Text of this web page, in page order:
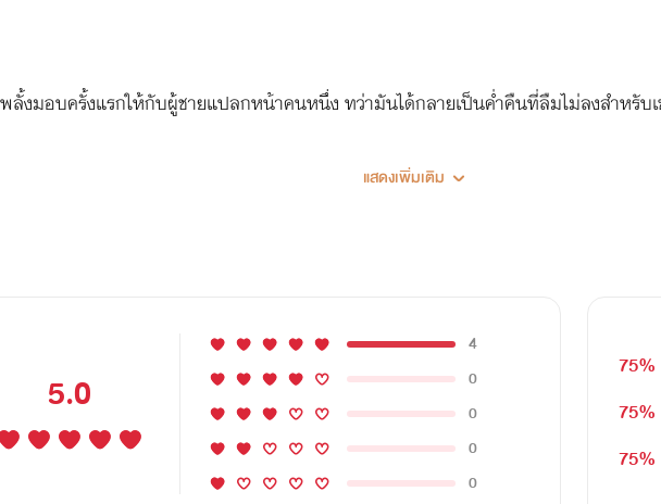
ลั้งมอบครั้งแรกให้กับผู้ชายแปลกหน้าคนหนึ่ง ทว่ามันได้กลายเป็นค่ำคืนที่ลืมไม่ลงสำหรับ
แสดงเพิ่มเติม
5.0
4
0
0
0
0
75%
75%
75%